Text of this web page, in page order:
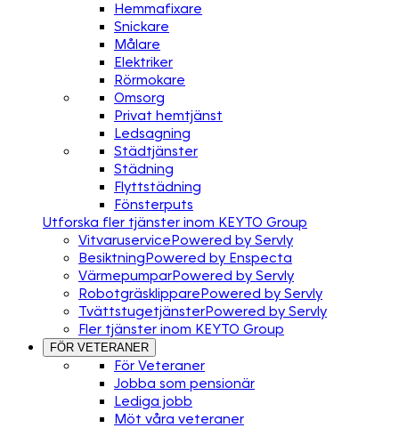
Hemmafixare
Snickare
Målare
Elektriker
Rörmokare
Omsorg
Privat hemtjänst
Ledsagning
Städtjänster
Städning
Flyttstädning
Fönsterputs
Utforska fler tjänster inom KEYTO Group
VitvaruservicePowered by Servly
BesiktningPowered by Enspecta
VärmepumparPowered by Servly
RobotgräsklipparePowered by Servly
TvättstugetjänsterPowered by Servly
Fler tjänster inom KEYTO Group
FÖR VETERANER
För Veteraner
Jobba som pensionär
Lediga jobb
Möt våra veteraner